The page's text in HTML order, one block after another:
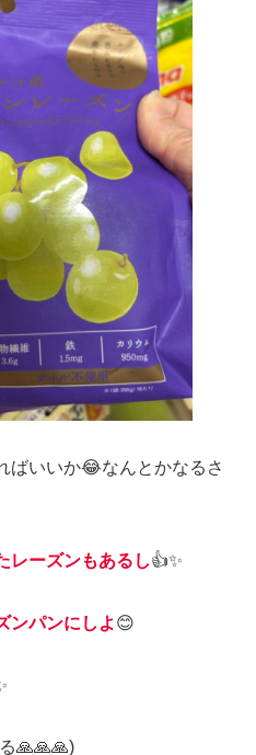
ばいいか😂なんとかなるさ
レーズンもあるし👍✨
ンパンにしよ 😊
🙏🙏🙏)